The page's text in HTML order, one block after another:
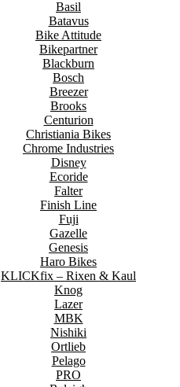
Basil
Batavus
Bike Attitude
Bikepartner
Blackburn
Bosch
Breezer
Brooks
Centurion
Christiania Bikes
Chrome Industries
Disney
Ecoride
Falter
Finish Line
Fuji
Gazelle
Genesis
Haro Bikes
KLICKfix – Rixen & Kaul
Knog
Lazer
MBK
Nishiki
Ortlieb
Pelago
PRO